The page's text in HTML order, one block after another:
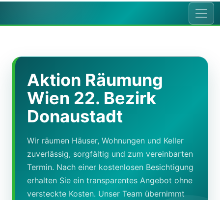
Aktion Räumung
Wien 22. Bezirk
Donaustadt
Wir räumen Häuser, Wohnungen und Keller
zuverlässig, sorgfältig und zum vereinbarten
Termin. Nach einer kostenlosen Besichtigung
erhalten Sie ein transparentes Angebot ohne
versteckte Kosten. Unser Team übernimmt